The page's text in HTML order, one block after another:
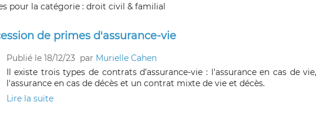
pour la catégorie : droit civil & familial
de primes d'assurance-vie
Publié le 18/12/23 par Murielle Cahen
Il existe trois types de contrats d’assurance-vie : l'assurance en cas de vie,
l'assurance en cas de décès et un contrat mixte de vie et décès.
Lire la suite